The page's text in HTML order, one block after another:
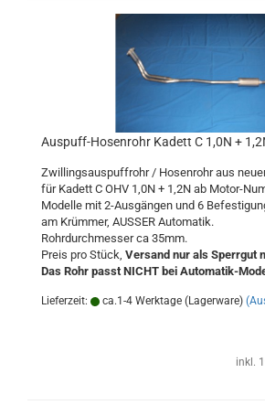
Auspuff-Hosenrohr Kadett C 1,0N +
Zwillingsauspuffrohr / Hosenrohr aus
für Kadett C OHV 1,0N + 1,2N ab Motor-
Modelle mit 2-Ausgängen und 6
am Krümmer, AUSSER Automatik.
Rohrdurchmesser ca 35mm.
Preis pro Stück, Versand nur als Sperrgut
Das Rohr passt NICHT bei Automatik-
Lieferzeit: ca.1-4 Werktage (Lagerware)
inkl.